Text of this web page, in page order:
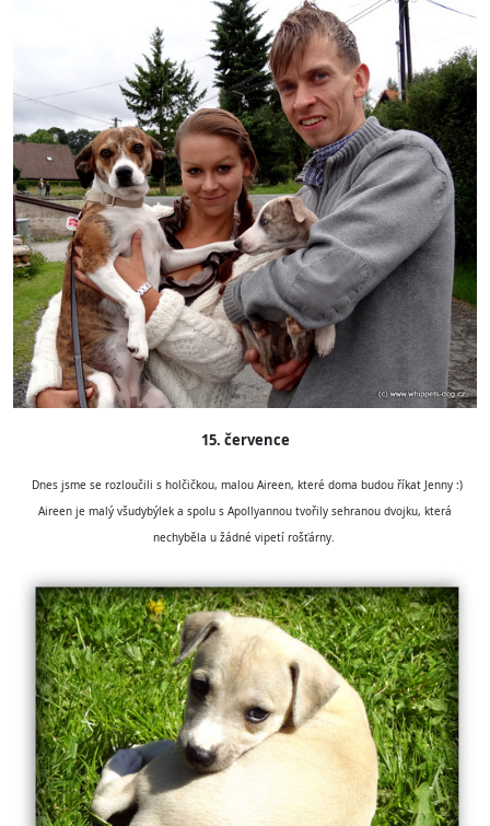
15. července
Dnes jsme se rozloučili s holčičkou, malou Aireen, které doma budou říkat Jenny :)
Aireen je malý všudybýlek a spolu s Apollyannou tvořily sehranou dvojku, která
nechyběla u žádné vipetí rošťárny.